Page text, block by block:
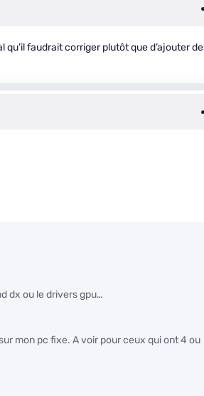
faudrait corriger plutôt que d’ajouter
dx ou le drivers gpu…
mon pc fixe. A voir pour ceux qui ont 4 ou